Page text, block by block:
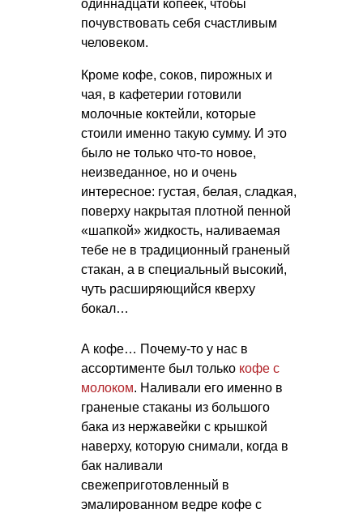
одиннадцати копеек, чтобы
почувствовать себя счастливым
человеком.
Кроме кофе, соков, пирожных и
чая, в кафетерии готовили
молочные коктейли, которые
стоили именно такую сумму. И это
было не только что-то новое,
неизведанное, но и очень
интересное: густая, белая, сладкая,
поверху накрытая плотной пенной
«шапкой» жидкость, наливаемая
тебе не в традиционный граненый
стакан, а в специальный высокий,
чуть расширяющийся кверху
бокал…
А кофе… Почему-то у нас в
ассортименте был только кофе с
молоком. Наливали его именно в
граненые стаканы из большого
бака из нержавейки с крышкой
наверху, которую снимали, когда в
бак наливали
свежеприготовленный в
эмалированном ведре кофе с